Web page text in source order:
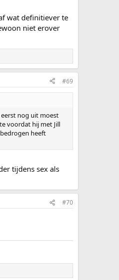
wat definitiever te
niet erover
#69
nog uit moest
voordat hij met Jill
heeft
tijdens sex als
#70